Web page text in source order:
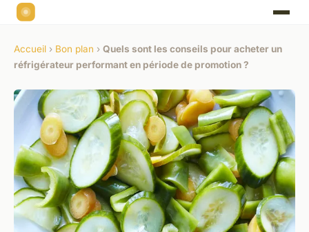
Accueil › Bon plan › Quels sont les conseils pour acheter un
réfrigérateur performant en période de promotion ?